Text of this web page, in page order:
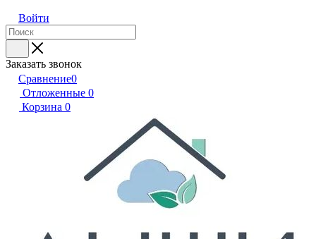
Войти
Заказать звонок
Сравнение0
Отложенные 0
Корзина 0